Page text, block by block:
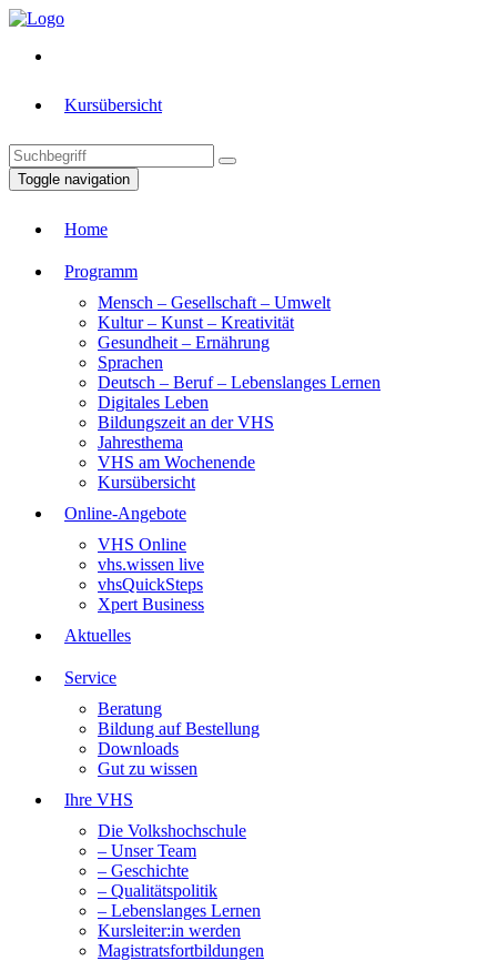
Kursübersicht
Toggle navigation
Home
Programm
Mensch – Gesellschaft – Umwelt
Kultur – Kunst – Kreativität
Gesundheit – Ernährung
Sprachen
Deutsch – Beruf – Lebenslanges Lernen
Digitales Leben
Bildungszeit an der VHS
Jahresthema
VHS am Wochenende
Kursübersicht
Online-Angebote
VHS Online
vhs.wissen live
vhsQuickSteps
Xpert Business
Aktuelles
Service
Beratung
Bildung auf Bestellung
Downloads
Gut zu wissen
Ihre VHS
Die Volkshochschule
– Unser Team
– Geschichte
– Qualitätspolitik
– Lebenslanges Lernen
Kursleiter:in werden
Magistratsfortbildungen